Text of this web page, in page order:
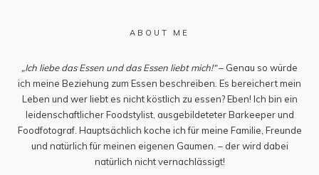
ABOUT ME
„Ich liebe das Essen und das Essen liebt mich!“– Genau so würde
ich meine Beziehung zum Essen beschreiben. Es bereichert mein
Leben und wer liebt es nicht köstlich zu essen? Eben! Ich bin ein
leidenschaftlicher Foodstylist, ausgebildeteter Barkeeper und
Foodfotograf. Hauptsächlich koche ich für meine Familie, Freunde
und natürlich für meinen eigenen Gaumen. – der wird dabei
natürlich nicht vernachlässigt!